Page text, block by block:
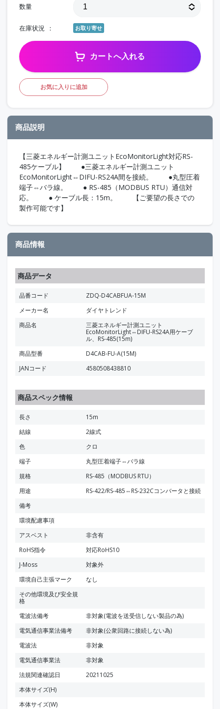
数量
在庫状況 お取り寄せ
カートへ入れる
お気に入りに追加
商品説明
【三菱エネルギー計測ユニットEcoMonitorLight対応RS-
485ケーブル】 ●三菱エネルギー計測ユニット
EcoMonitorLight⇔DIFU-RS24A間を接続。 ●丸型圧着
端子⇔バラ線。 ● RS-485（MODBUS RTU）通信対
応。 ● ケーブル長：15m。 【ご要望の長さでの
製作可能です】
商品情報
商品データ
品番コード
ZDQ-D4CABFUA-15M
メーカー名
ダイヤトレンド
商品名
三菱エネルギー計測ユニット
EcoMonitorLight⇔DIFU-RS24A用ケーブ
ル、RS-485(15m)
商品型番
D4CAB-FU-A(15M)
JANコード
4580508438810
商品スペック情報
長さ
15m
結線
2線式
色
クロ
端子
丸型圧着端子⇔バラ線
規格
RS-485（MODBUS RTU）
用途
RS-422/RS-485⇔RS-232Cコンバータと接続
備考
環境配慮事項
アスベスト
非含有
RoHS指令
対応RoHS10
J-Moss
対象外
環境自己主張マーク
なし
その他環境及び安全規
格
電波法備考
非対象(電波を送受信しない製品の為)
電気通信事業法備考
非対象(公衆回路に接続しない為)
電波法
非対象
電気通信事業法
非対象
法規関連確認日
20211025
本体サイズ(H)
本体サイズ(W)